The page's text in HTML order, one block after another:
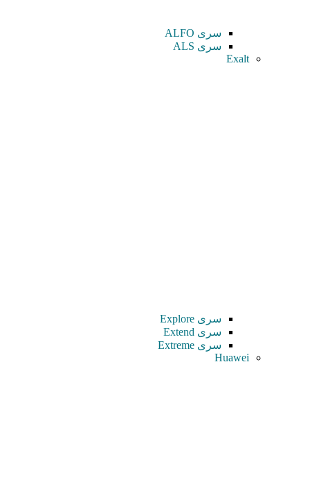
سری ALFO
سری ALS
Exalt
سری Explore
سری Extend
سری Extreme
Huawei